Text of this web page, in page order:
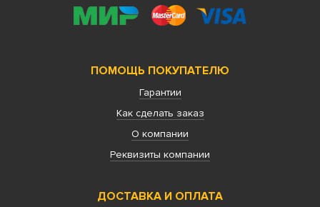
ПОМОЩЬ ПОКУПАТЕЛЮ
Гарантии
Как сделать заказ
О компании
Реквизиты компании
ДОСТАВКА И ОПЛАТА